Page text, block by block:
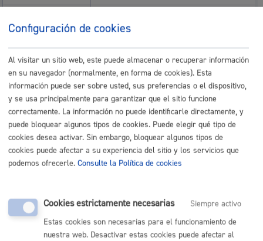
entrada en
vigor:
04/03/2019
Fecha fin de
vigencia:
Fecha de
aprobación:
02/22/2019
Fecha de
publicación en
el BOG:
04/02/2019
Observaciones:
publikoko espazioen okupazioa
arautzeko ordenantza.pdf (227
Kb)
Configuración de cookies
Al visitar un sitio web, este puede almacenar o recuperar información
en su navegador (normalmente, en forma de cookies). Esta
información puede ser sobre usted, sus preferencias o el dispositivo,
y se usa principalmente para garantizar que el sitio funcione
correctamente. La información no puede identificarle directamente, y
puede bloquear algunos tipos de cookies. Puede elegir qué tipo de
cookies desea activar. Sin embargo, bloquear algunos tipos de
cookies puede afectar a su experiencia del sitio y los servicios que
podemos ofrecerle. Consulte la Política de cookies
Cookies estrictamente necesarias
Siempre activo
Estas cookies son necesarias para el funcionamiento de
nuestra web. Desactivar estas cookies puede afectar al